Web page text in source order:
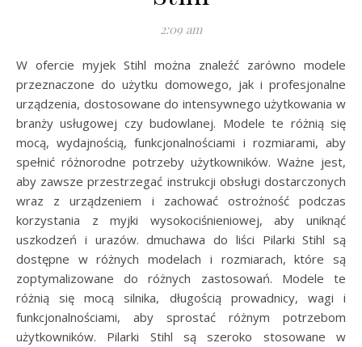
2:09 am
W ofercie myjek Stihl można znaleźć zarówno modele
przeznaczone do użytku domowego, jak i profesjonalne
urządzenia, dostosowane do intensywnego użytkowania w
branży usługowej czy budowlanej. Modele te różnią się
mocą, wydajnością, funkcjonalnościami i rozmiarami, aby
spełnić różnorodne potrzeby użytkowników. Ważne jest,
aby zawsze przestrzegać instrukcji obsługi dostarczonych
wraz z urządzeniem i zachować ostrożność podczas
korzystania z myjki wysokociśnieniowej, aby uniknąć
uszkodzeń i urazów. dmuchawa do liści Pilarki Stihl są
dostępne w różnych modelach i rozmiarach, które są
zoptymalizowane do różnych zastosowań. Modele te
różnią się mocą silnika, długością prowadnicy, wagi i
funkcjonalnościami, aby sprostać różnym potrzebom
użytkowników. Pilarki Stihl są szeroko stosowane w